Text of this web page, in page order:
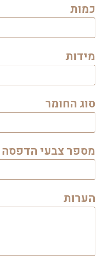
כמות
מידות
סוג החומר
מספר צבעי הדפסה
הערות